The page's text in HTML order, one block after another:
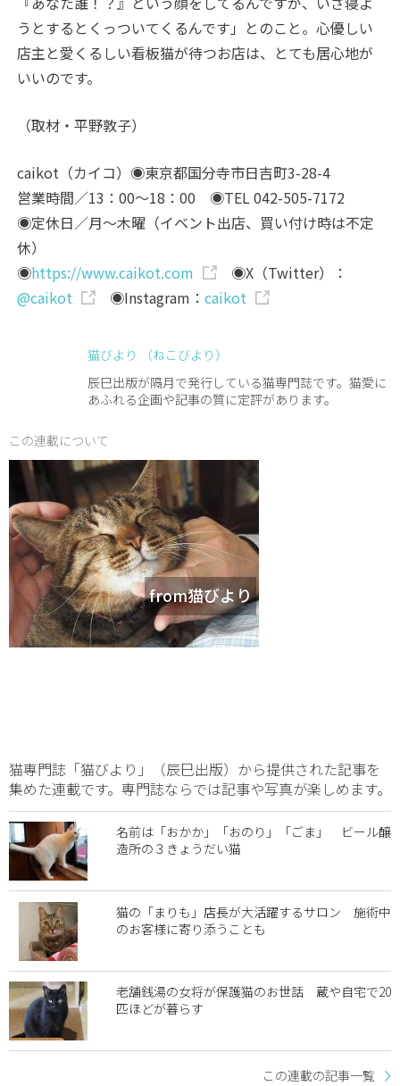
うとするとくっついてくるんです」とのこと。心優しい
店主と愛くるしい看板猫が待つお店は、とても居心地が
いいのです。
（取材・平野敦子）
caikot（カイコ）◉東京都国分寺市日吉町3-28-4
営業時間／13：00～18：00 ◉TEL 042-505-7172
◉定休日／月～木曜（イベント出店、買い付け時は不定
休）
◉https://www.caikot.com
◉X（Twitter）：
@caikot
◉Instagram：caikot
猫びより （ねこびより）
辰巳出版が隔月で発行している猫専門誌です。猫愛に
あふれる企画や記事の質に定評があります。
この連載について
from猫びより
猫専門誌「猫びより」（辰巳出版）から提供された記事を
集めた連載です。専門誌ならでは記事や写真が楽しめます。
名前は「おかか」「おのり」「ごま」 ビール醸
造所の３きょうだい猫
猫の「まりも」店長が大活躍するサロン 施術中
のお客様に寄り添うことも
老舗銭湯の女将が保護猫のお世話 蔵や自宅で20
匹ほどが暮らす
この連載の記事一覧